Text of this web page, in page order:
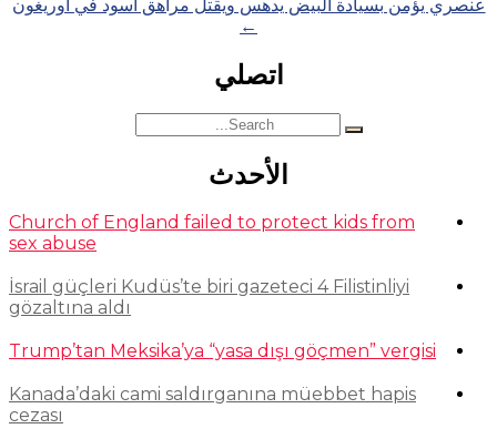
Posts
عنصري يؤمن بسيادة البيض يدهس ويقتل مراهق أسود في أوريغون
←
اتصلي
Search
for:
الأحدث
Church of England failed to protect kids from
sex abuse
İsrail güçleri Kudüs’te biri gazeteci 4 Filistinliyi
gözaltına aldı
Trump’tan Meksika’ya “yasa dışı göçmen” vergisi
Kanada’daki cami saldırganına müebbet hapis
cezası